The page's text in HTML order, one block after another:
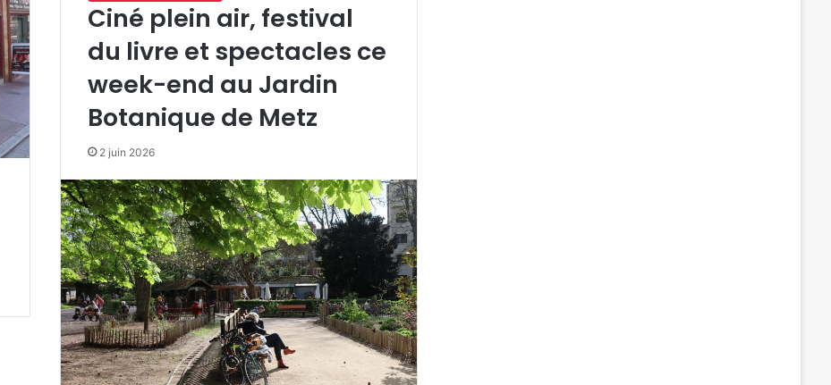
Ciné plein air, festival
du livre et spectacles ce
week-end au Jardin
Botanique de Metz
2 juin 2026